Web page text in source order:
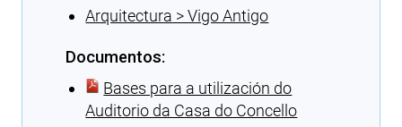
Arquitectura > Vigo Antigo
Documentos:
Bases para a utilización do
Auditorio da Casa do Concello